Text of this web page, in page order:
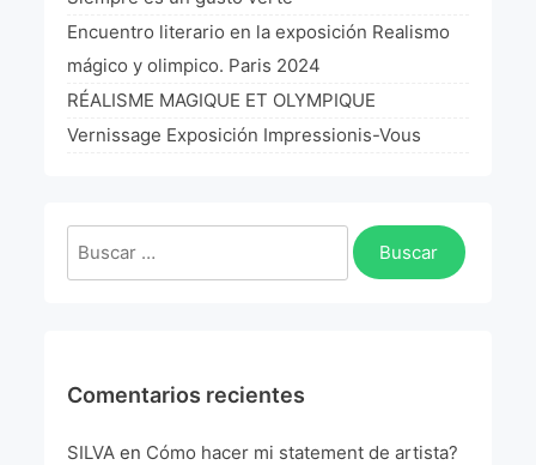
La Fórmula Científica Del Arte
Manifiesto Ecoarte
Association Paris
Encuentro literario en la exposición Realismo
mágico y olimpico. Paris 2024
RÉALISME MAGIQUE ET OLYMPIQUE
Vernissage Exposición Impressionis-Vous
Buscar:
Comentarios recientes
SILVA en Cómo hacer mi statement de artista?